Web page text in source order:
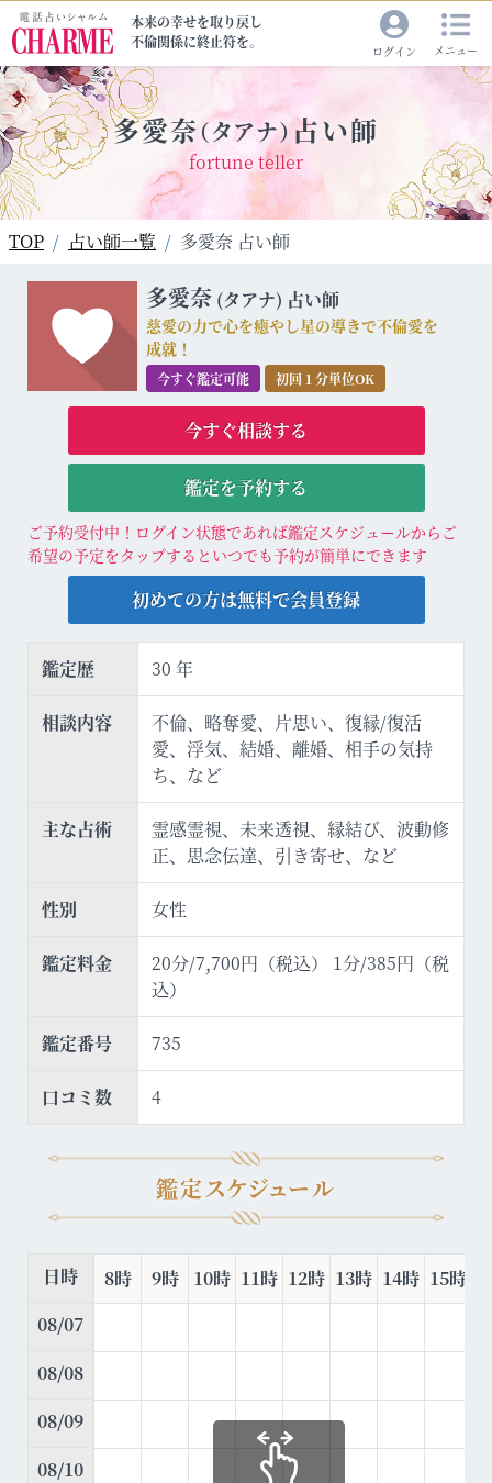
メニュー
本来の幸せを取り戻し
不倫関係に終止符を。
ログイン
多愛奈（タアナ） 占い師
fortune teller
TOP 占い師一覧 多愛奈 占い師
多愛奈 (タアナ) 占い師
慈愛の力で心を癒やし星の導きで不倫愛を
成就！
今すぐ鑑定可能 初回１分単位OK
今すぐ相談する
鑑定を予約する
ご予約受付中！ログイン状態であれば鑑定スケジュールからご
希望の予定をタップするといつでも予約が簡単にできます
初めての方は無料で会員登録
鑑定歴 30 年
相談内容
不倫、略奪愛、片思い、復縁/復活
愛、浮気、結婚、離婚、相手の気持
ち、など
主な占術
霊感霊視、未来透視、縁結び、波動修
正、思念伝達、引き寄せ、など
性別 女性
鑑定料金
20分/7,700円（税込） 1分/385円（税
込）
鑑定番号 735
口コミ数 4
鑑定スケジュール
日時
08/07
08/08
08/09
08/10
8時 9時 10時 11時 12時 13時 14時 15時